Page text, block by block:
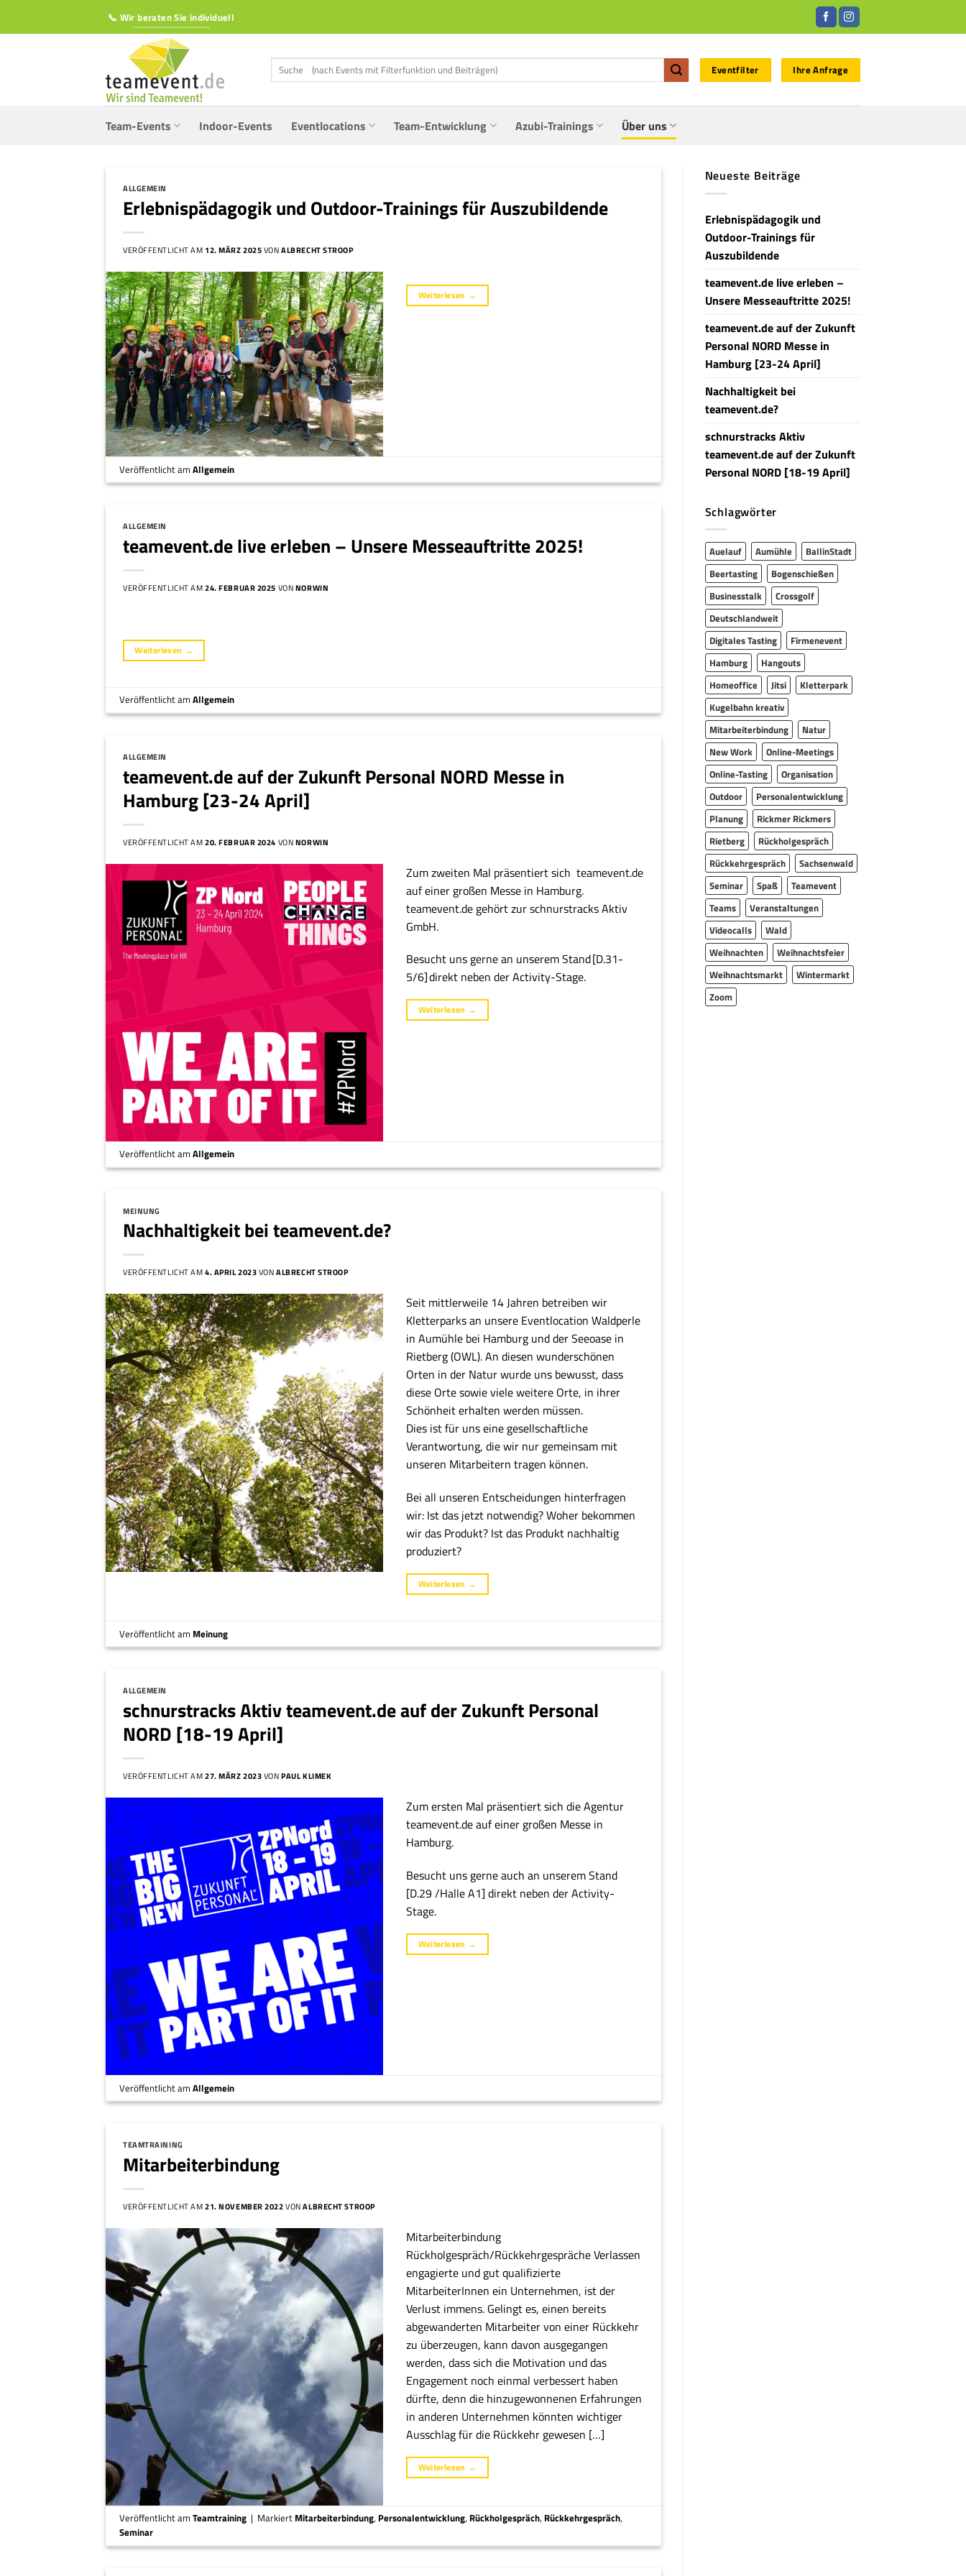
📞 Wir beraten Sie individuell
Suchen
nach:
Eventfilter Ihre Anfrage
Team-Events Indoor-Events Eventlocations Team-Entwicklung Azubi-Trainings Über uns
ALLGEMEIN
Erlebnispädagogik und Outdoor-Trainings für Auszubildende
VERÖFFENTLICHT AM 12. MÄRZ 2025VONALBRECHT STROOP
Weiterlesen →
Veröffentlicht amAllgemein
ALLGEMEIN
teamevent.de live erleben – Unsere Messeauftritte 2025!
VERÖFFENTLICHT AM24. FEBRUAR 2025 VONNORWIN
Weiterlesen →
Veröffentlicht amAllgemein
ALLGEMEIN
teamevent.de auf der Zukunft Personal NORD Messe in
Hamburg [23-24 April]
VERÖFFENTLICHT AM20. FEBRUAR 2024 VONNORWIN
Zum zweiten Mal präsentiert sich teamevent.de
auf einer großen Messe in Hamburg.
teamevent.de gehört zur schnurstracks Aktiv
GmbH.
Besucht uns gerne an unserem Stand [D.31-
5/6] direkt neben der Activity-Stage.
Weiterlesen →
Veröffentlicht amAllgemein
MEINUNG
Nachhaltigkeit bei teamevent.de?
VERÖFFENTLICHT AM4. APRIL 2023VONALBRECHT STROOP
Seit mittlerweile 14 Jahren betreiben wir
Kletterparks an unsere Eventlocation Waldperle
in Aumühle bei Hamburg und der Seeoase in
Rietberg (OWL). An diesen wunderschönen
Orten in der Natur wurde uns bewusst, dass
diese Orte sowie viele weitere Orte, in ihrer
Schönheit erhalten werden müssen.
Dies ist für uns eine gesellschaftliche
Verantwortung, die wir nur gemeinsam mit
unseren Mitarbeitern tragen können.
Bei all unseren Entscheidungen hinterfragen
wir: Ist das jetzt notwendig? Woher bekommen
wir das Produkt? Ist das Produkt nachhaltig
produziert?
Weiterlesen →
Veröffentlicht am Meinung
ALLGEMEIN
schnurstracks Aktiv teamevent.de auf der Zukunft Personal
NORD [18-19 April]
VERÖFFENTLICHT AM27. MÄRZ 2023VONPAUL KLIMEK
Zum ersten Mal präsentiert sich die Agentur
teamevent.de auf einer großen Messe in
Hamburg.
Besucht uns gerne auch an unserem Stand
[D.29 /Halle A1] direkt neben der Activity-
Stage.
Weiterlesen →
Veröffentlicht amAllgemein
TEAMTRAINING
Mitarbeiterbindung
VERÖFFENTLICHT AM21. NOVEMBER 2022VONALBRECHT STROOP
Mitarbeiterbindung
Rückholgespräch/Rückkehrgespräche Verlassen
engagierte und gut qualifizierte
MitarbeiterInnen ein Unternehmen, ist der
Verlust immens. Gelingt es, einen bereits
abgewanderten Mitarbeiter von einer Rückkehr
zu überzeugen, kann davon ausgegangen
werden, dass sich die Motivation und das
Engagement noch einmal verbessert haben
dürfte, denn die hinzugewonnenen Erfahrungen
in anderen Unternehmen könnten wichtiger
Ausschlag für die Rückkehr gewesen […]
Weiterlesen →
Veröffentlicht amTeamtraining | Markiert Mitarbeiterbindung, Personalentwicklung, Rückholgespräch, Rückkehrgespräch,
Seminar
Neueste Beiträge
Erlebnispädagogik und
Outdoor-Trainings für
Auszubildende
teamevent.de live erleben –
Unsere Messeauftritte 2025!
teamevent.de auf der Zukunft
Personal NORD Messe in
Hamburg [23-24 April]
Nachhaltigkeit bei
teamevent.de?
schnurstracks Aktiv
teamevent.de auf der Zukunft
Personal NORD [18-19 April]
Schlagwörter
Auelauf Aumühle
BallinStadt
Beertasting
Bogenschießen
Businesstalk
Crossgolf
Deutschlandweit
Digitales Tasting
Firmenevent
Hamburg
Hangouts
Homeoffice
Jitsi
Kletterpark
Kugelbahn kreativ
Mitarbeiterbindung
Natur
New Work
Online-Meetings
Online-Tasting
Organisation
Outdoor
Personalentwicklung
Planung
Rickmer Rickmers
Rietberg
Rückholgespräch
Rückkehrgespräch
Sachsenwald
Seminar
Spaß
Teamevent
Teams
Veranstaltungen
Videocalls
Wald
Weihnachten
Weihnachtsfeier
Weihnachtsmarkt
Wintermarkt
Zoom